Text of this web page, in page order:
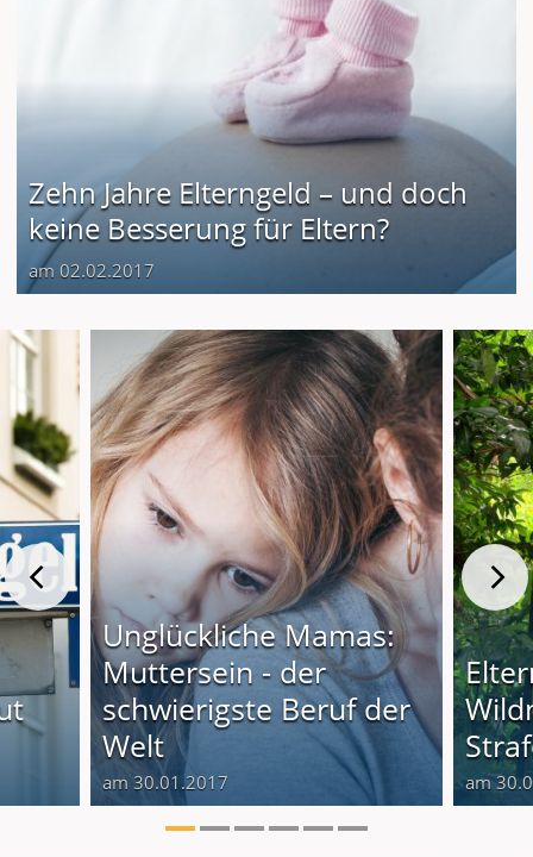
Zehn Jahre Elterngeld – und doch
keine Besserung für Eltern?
am 02.02.2017
Unglückliche Mamas:
Muttersein - der
schwierigste Beruf der
Welt
am 30.01.2017 am